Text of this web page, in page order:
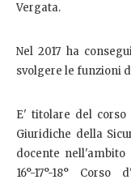
Vergata.
Nel 2017 ha
svolgere le funzioni
E' titolare del corso
Giuridiche della
docente
16°-17°-18°